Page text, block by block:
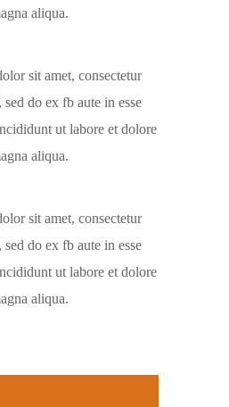
aliqua.
sit amet, consectetur
do ex fb aute in esse
ut labore et dolore
aliqua.
sit amet, consectetur
do ex fb aute in esse
ut labore et dolore
aliqua.